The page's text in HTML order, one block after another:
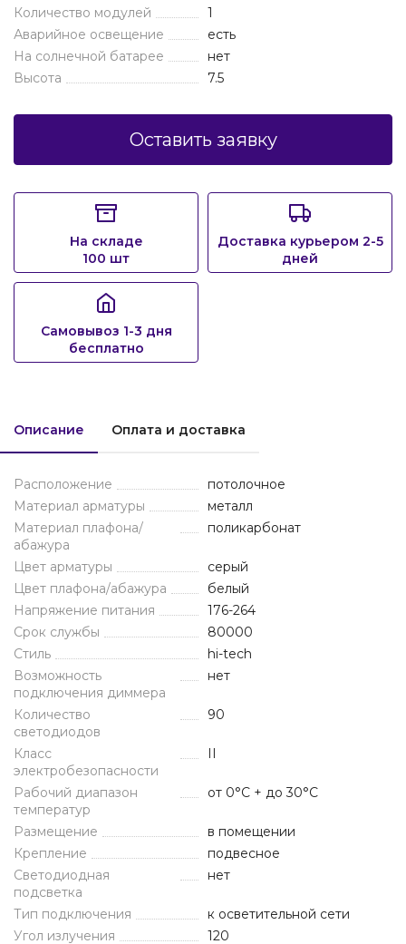
Количество модулей
1
Аварийное освещение
есть
На солнечной батарее
нет
Высота
7.5
Оставить заявку
На складе
100 шт
Доставка курьером 2-5
дней
Самовывоз 1-3 дня
бесплатно
Описание Оплата и доставка
Расположение
потолочное
Материал арматуры
металл
Материал плафона/
абажура
поликарбонат
Цвет арматуры
серый
Цвет плафона/абажура
белый
Напряжение питания
176-264
Срок службы
80000
Стиль
hi-tech
Возможность
подключения диммера
нет
Количество
светодиодов
90
Класс
электробезопасности
II
Рабочий диапазон
температур
от 0°C + до 30°C
Размещение
в помещении
Крепление
подвесное
Светодиодная
подсветка
нет
Тип подключения
к осветительной сети
Угол излучения
120